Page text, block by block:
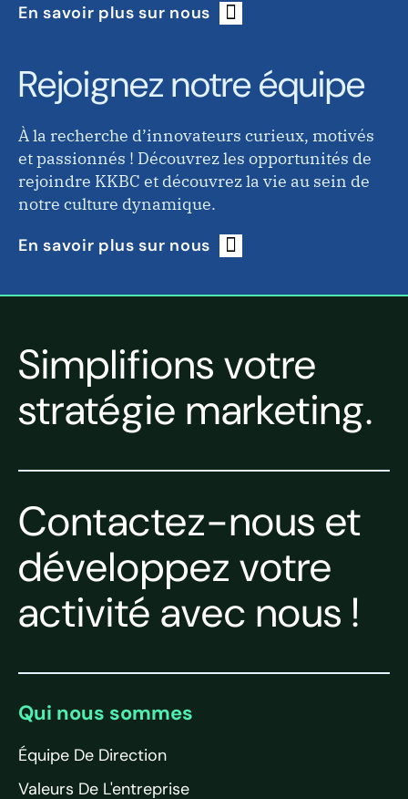
En savoir plus sur nous
Rejoignez notre équipe
À la recherche d’innovateurs curieux, motivés
et passionnés ! Découvrez les opportunités de
rejoindre KKBC et découvrez la vie au sein de
notre culture dynamique.
En savoir plus sur nous
Simplifions votre
stratégie marketing.
Contactez-nous et
développez votre
activité avec nous !
Qui nous sommes
Équipe De Direction
Valeurs De L'entreprise